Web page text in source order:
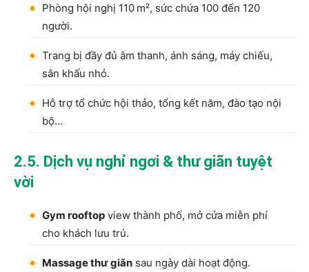
Phòng hội nghị 110 m², sức chứa 100 đến 120
người.
Trang bị đầy đủ âm thanh, ánh sáng, máy chiếu,
sân khấu nhỏ.
Hỗ trợ tổ chức hội thảo, tổng kết năm, đào tạo nội
bộ…
2.5. Dịch vụ nghỉ ngơi & thư giãn tuyệt
vời
Gym rooftop view thành phố, mở cửa miễn phí
cho khách lưu trú.
Massage thư giãn sau ngày dài hoạt động.